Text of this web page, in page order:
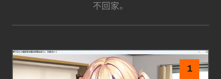
不回家。
1